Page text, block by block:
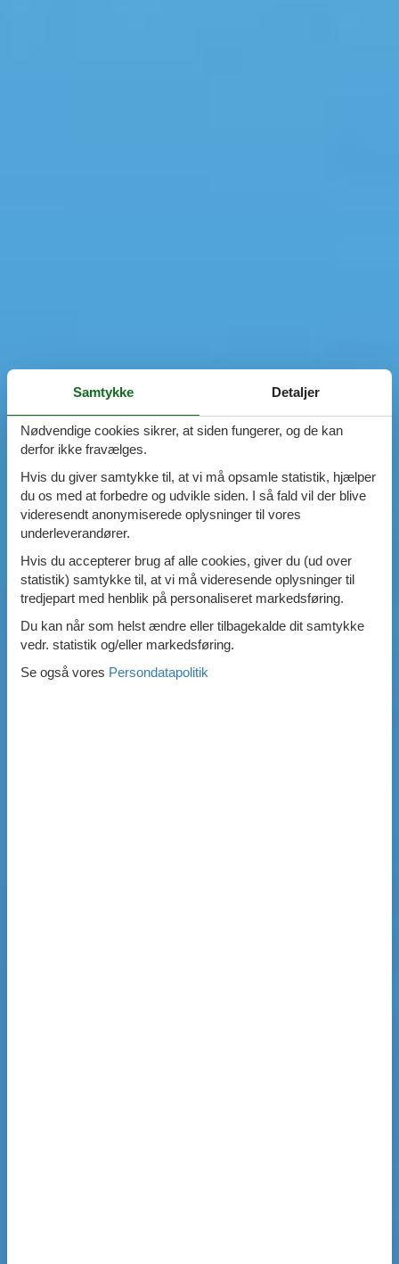
Samtykke Detaljer
Nødvendige cookies sikrer, at siden fungerer, og de kan
derfor ikke fravælges.
Hvis du giver samtykke til, at vi må opsamle statistik, hjælper
du os med at forbedre og udvikle siden. I så fald vil der blive
videresendt anonymiserede oplysninger til vores
underleverandører.
Hvis du accepterer brug af alle cookies, giver du (ud over
statistik) samtykke til, at vi må videresende oplysninger til
tredjepart med henblik på personaliseret markedsføring.
Du kan når som helst ændre eller tilbagekalde dit samtykke
vedr. statistik og/eller markedsføring.
Se også vores Persondatapolitik